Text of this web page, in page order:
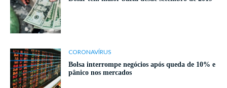
CORONAVÍRUS
Bolsa interrompe negócios após queda de 10% e
pânico nos mercados